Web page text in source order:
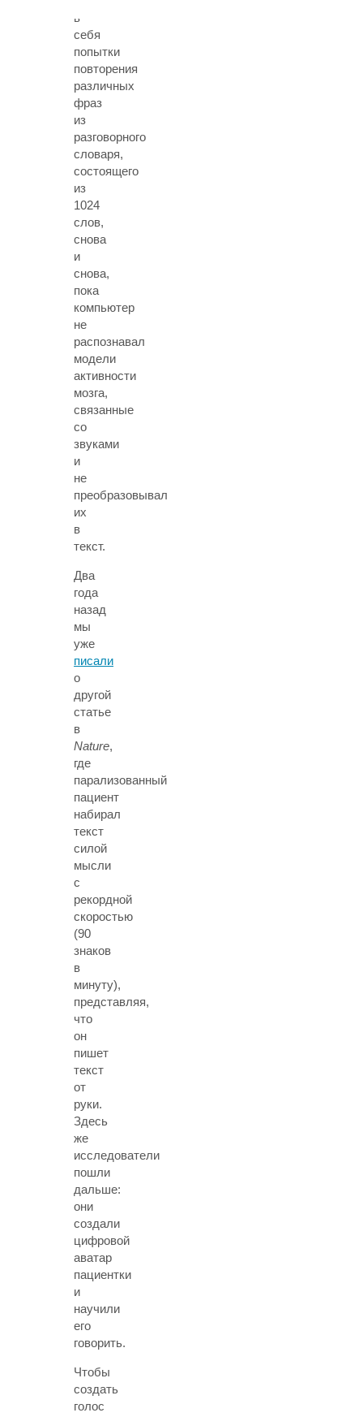
в
себя
попытки
повторения
различных
фраз
из
разговорного
словаря,
состоящего
из
1024
слов,
снова
и
снова,
пока
компьютер
не
распознавал
модели
активности
мозга,
связанные
со
звуками
и
не
преобразовывал
их
в
текст.
Два
года
назад
мы
уже
писали
о
другой
статье
в
Nature,
где
парализованный
пациент
набирал
текст
силой
мысли
с
рекордной
скоростью
(90
знаков
в
минуту),
представляя,
что
он
пишет
текст
от
руки.
Здесь
же
исследователи
пошли
дальше:
они
создали
цифровой
аватар
пациентки
и
научили
его
говорить.
Чтобы
создать
голос